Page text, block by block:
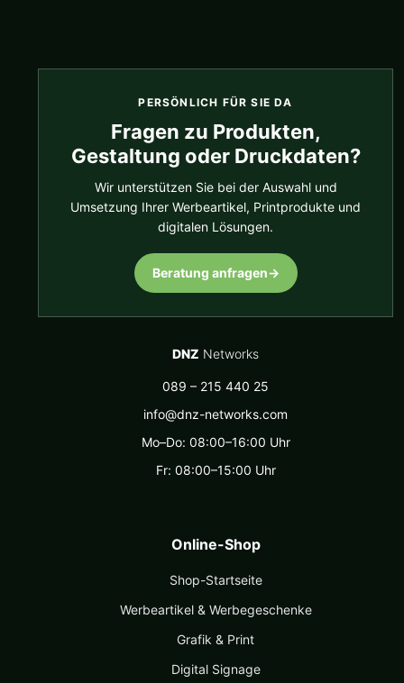
PERSÖNLICH FÜR SIE DA
Fragen zu Produkten,
Gestaltung oder Druckdaten?
Wir unterstützen Sie bei der Auswahl und
Umsetzung Ihrer Werbeartikel, Printprodukte und
digitalen Lösungen.
Beratung anfragen→
DNZ Networks
089 – 215 440 25
info@dnz-networks.com
Mo–Do: 08:00–16:00 Uhr
Fr: 08:00–15:00 Uhr
Online-Shop
Shop-Startseite
Werbeartikel & Werbegeschenke
Grafik & Print
Digital Signage